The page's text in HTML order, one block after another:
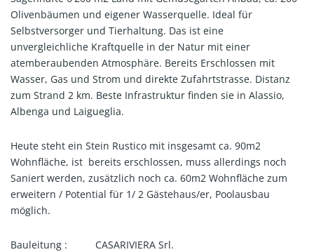
Olivenbäumen und eigener Wasserquelle. Ideal für
Selbstversorger und Tierhaltung. Das ist eine
unvergleichliche Kraftquelle in der Natur mit einer
atemberaubenden Atmosphäre. Bereits Erschlossen mit
Wasser, Gas und Strom und direkte Zufahrtstrasse. Distanz
zum Strand 2 km. Beste Infrastruktur finden sie in Alassio,
Albenga und Laigueglia.
Heute steht ein Stein Rustico mit insgesamt ca. 90m2
Wohnfläche, ist bereits erschlossen, muss allerdings noch
Saniert werden, zusätzlich noch ca. 60m2 Wohnfläche zum
erweitern / Potential für 1/ 2 Gästehaus/er, Poolausbau
möglich.
Bauleitung : CASARIVIERA Srl.